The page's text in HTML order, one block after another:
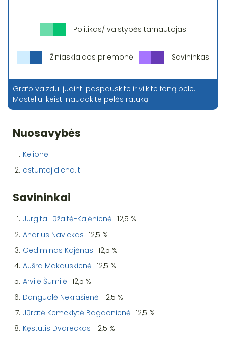
Politikas/ valstybės tarnautojas
Žiniasklaidos priemonė Savininkas
Grafo vaizdui judinti paspauskite ir vilkite foną pele.
Masteliui keisti naudokite pelės ratuką.
Nuosavybės
1. Kelionė
2. astuntojidiena.lt
Savininkai
1. Jurgita Lūžaitė-Kajėnienė 12,5 %
2. Andrius Navickas 12,5 %
3. Gediminas Kajėnas 12,5 %
4. Aušra Makauskienė 12,5 %
5. Arvilė Šumilė 12,5 %
6. Danguolė Nekrašienė 12,5 %
7. Jūratė Kemeklytė Bagdonienė 12,5 %
8. Kęstutis Dvareckas 12,5 %